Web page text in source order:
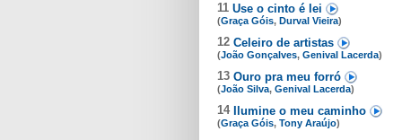
11 Use o cinto é lei
(Graça Góis, Durval Vieira)
12 Celeiro de artistas
(João Gonçalves, Genival Lacerda)
13 Ouro pra meu forró
(João Silva, Genival Lacerda)
14 Ilumine o meu caminho
(Graça Góis, Tony Araújo)